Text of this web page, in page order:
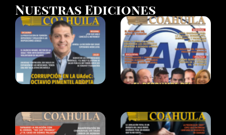
Nuestras Ediciones